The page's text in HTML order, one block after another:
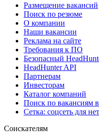
Размещение вакансий
Поиск по резюме
О компании
Наши вакансии
Реклама на сайте
Требования к ПО
Безопасный
HeadHunter API
Партнерам
Инвесторам
Каталог компаний
Поиск по вакансиям
Сетка: соцсеть для
Соискателям